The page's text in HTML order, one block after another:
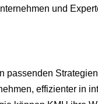
und
passenden
effizienter in